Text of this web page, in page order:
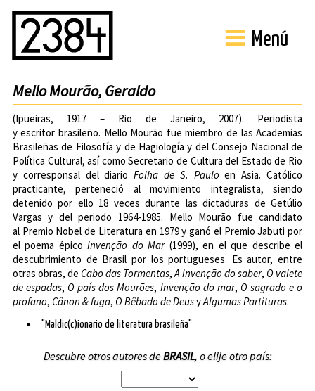
Menú
Mello Mourão, Geraldo
(Ipueiras, 1917 – Rio de Janeiro, 2007). Periodista
y escritor brasileño. Mello Mourão fue miembro de las Academias
Brasileñas de Filosofía y de Hagiología y del Consejo Nacional de
Política Cultural, así como Secretario de Cultura del Estado de Rio
y corresponsal del diarioFolha de S. Paulo en Asia. Católico
practicante, perteneció al movimiento integralista, siendo
detenido por ello 18 veces durante las dictaduras de Getúlio
Vargas y del periodo 1964-1985. Mello Mourão fue candidato
al Premio Nobel de Literatura en 1979 y ganó el Premio Jabuti por
el poema épicoInvenção do Mar(1999), en el que describe el
descubrimiento de Brasil por los portugueses. Es autor, entre
otras obras, de Cabo das Tormentas,A invenção do saber, O valete
de espadas, O país dos Mourões, Invenção do mar, O sagrado e o
profano, Cânon & fuga, O Bêbado de DeusyAlgumas Partituras.
"Maldic(c)ionario de literatura brasileña"
Descubre otros autores deBRASIL, o elije otro país: